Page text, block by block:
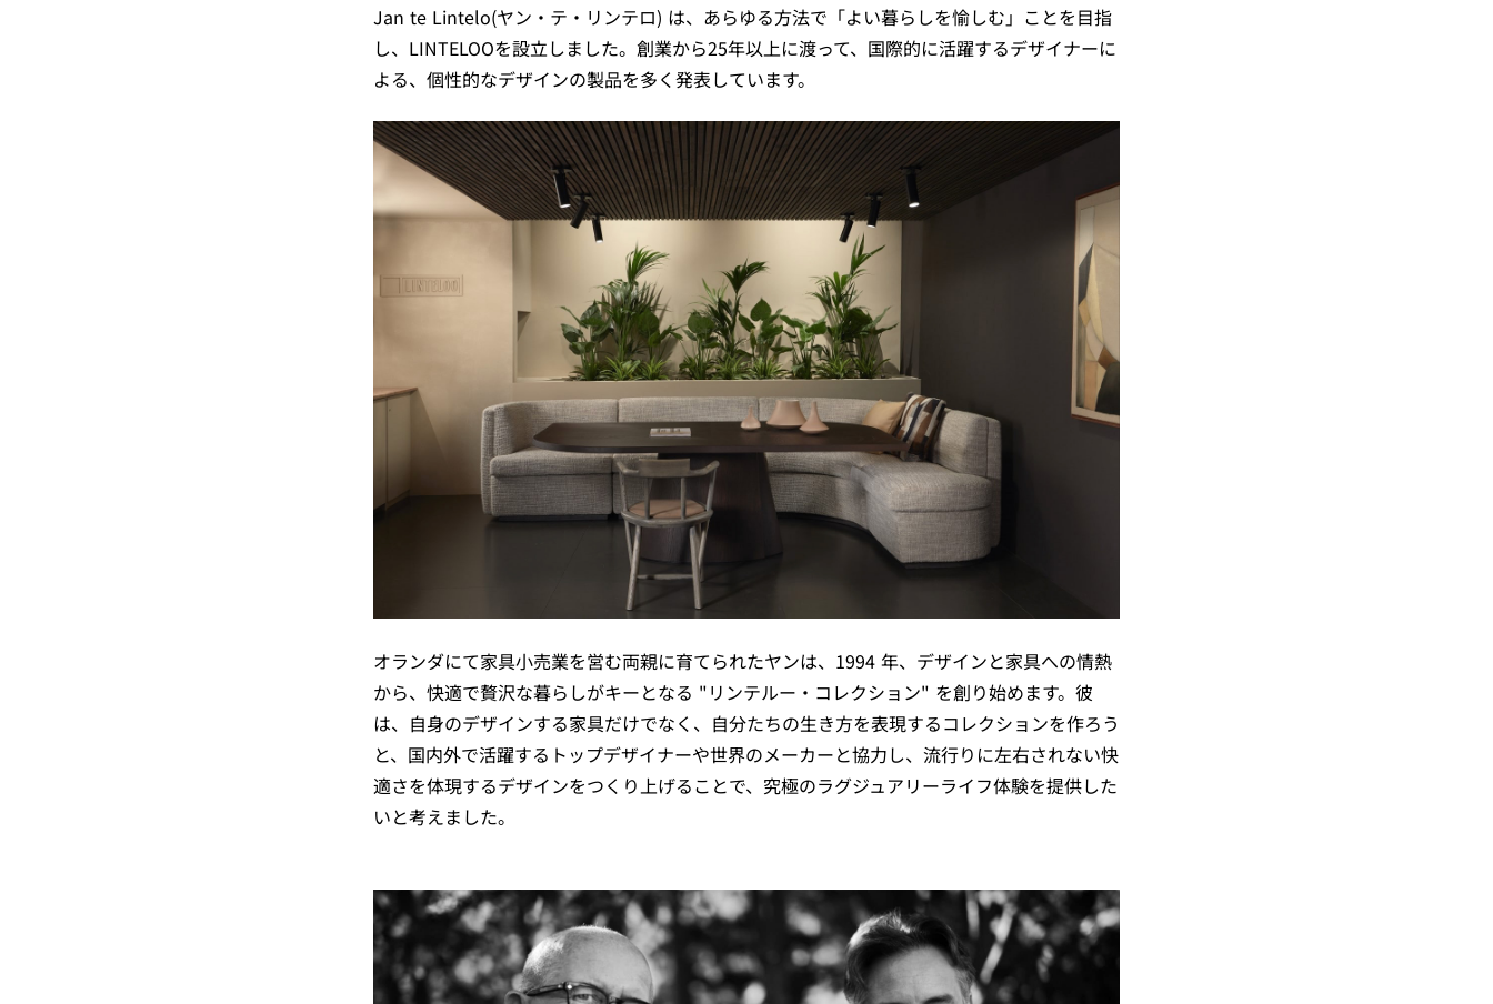
Jan te Lintelo(ヤン・テ・リンテロ) は、あらゆる方法で「よい暮らしを愉しむ」ことを目指
し、LINTELOOを設立しました。創業から25年以上に渡って、国際的に活躍するデザイナーに
よる、個性的なデザインの製品を多く発表しています。
オランダにて家具小売業を営む両親に育てられたヤンは、1994 年、デザインと家具への情熱
から、快適で贅沢な暮らしがキーとなる "リンテルー・コレクション" を創り始めます。彼
は、自身のデザインする家具だけでなく、自分たちの生き方を表現するコレクションを作ろう
と、国内外で活躍するトップデザイナーや世界のメーカーと協力し、流行りに左右されない快
適さを体現するデザインをつくり上げることで、究極のラグジュアリーライフ体験を提供した
いと考えました。